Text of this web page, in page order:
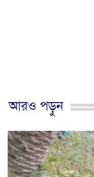
আরও পড়ুন